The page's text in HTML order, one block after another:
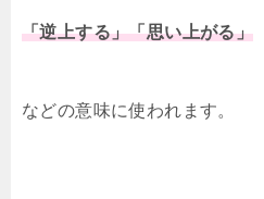
「逆上する」「思い上がる」
などの意味に使われます。